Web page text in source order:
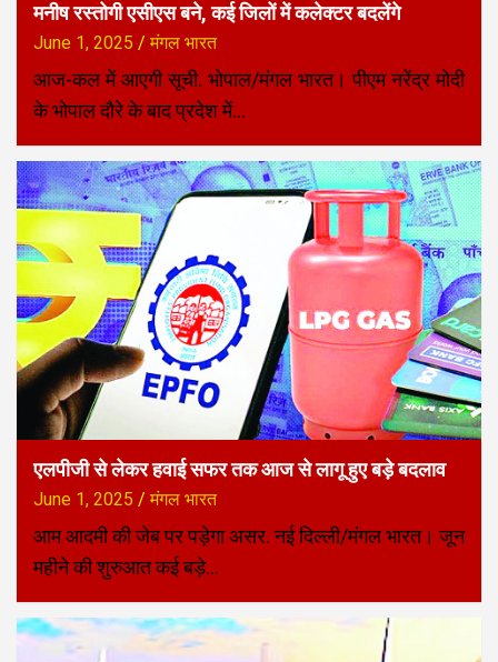
मनीष रस्तोगी एसीएस बने, कई जिलों में कलेक्टर बदलेंगे
June 1, 2025 मंगल भारत
आज-कल में आएगी सूची. भोपाल/मंगल भारत। पीएम नरेंद्र मोदी
के भोपाल दौरे के बाद प्रदेश में…
एलपीजी से लेकर हवाई सफर तक आज से लागू हुए बड़े बदलाव
June 1, 2025 मंगल भारत
आम आदमी की जेब पर पड़ेगा असर. नई दिल्ली/मंगल भारत। जून
महीने की शुरुआत कई बड़े…